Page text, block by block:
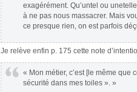
exagérément. Qu’untel ou
à ne pas nous massacrer. Mais
ce presque rien, on est parfois
Je relève enfin p. 175 cette note
« Mon métier, c’est [le même que
sécurité dans mes toiles ». »